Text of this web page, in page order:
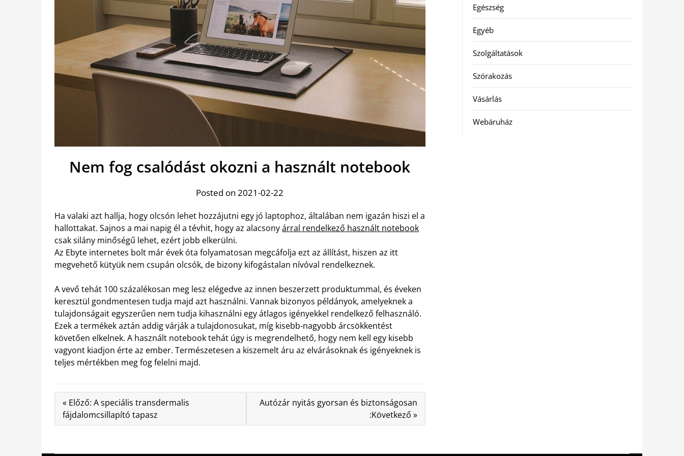
Nem fog csalódást okozni a használt notebook
Posted on 2021-02-22
Ha valaki azt hallja, hogy olcsón lehet hozzájutni egy jó laptophoz, általában nem igazán hiszi el a
hallottakat. Sajnos a mai napig él a tévhit, hogy az alacsonyárral rendelkező használt notebook
csak silány minőségű lehet, ezért jobb elkerülni.
Az Ebyte internetes bolt már évek óta folyamatosan megcáfolja ezt az állítást, hiszen az itt
megvehető kütyük nem csupán olcsók, de bizony kifogástalan nívóval rendelkeznek.
A vevő tehát 100 százalékosan meg lesz elégedve az innen beszerzett produktummal, és éveken
keresztül gondmentesen tudja majd azt használni. Vannak bizonyos példányok, amelyeknek a
tulajdonságait egyszerűen nem tudja kihasználni egy átlagos igényekkel rendelkező felhasználó.
Ezek a termékek aztán addig várják a tulajdonosukat, míg kisebb-nagyobb árcsökkentést
követően elkelnek. A használt notebook tehát úgy is megrendelhető, hogy nem kell egy kisebb
vagyont kiadjon érte az ember. Természetesen a kiszemelt áru az elvárásoknak és igényeknek is
teljes mértékben meg fog felelni majd.
« Előző: A speciális transdermalis
fájdalomcsillapító tapasz
Autózár nyitás gyorsan és biztonságosan
:Következő »
Egészség
Egyéb
Szolgáltatások
Szórakozás
Vásárlás
Webáruház